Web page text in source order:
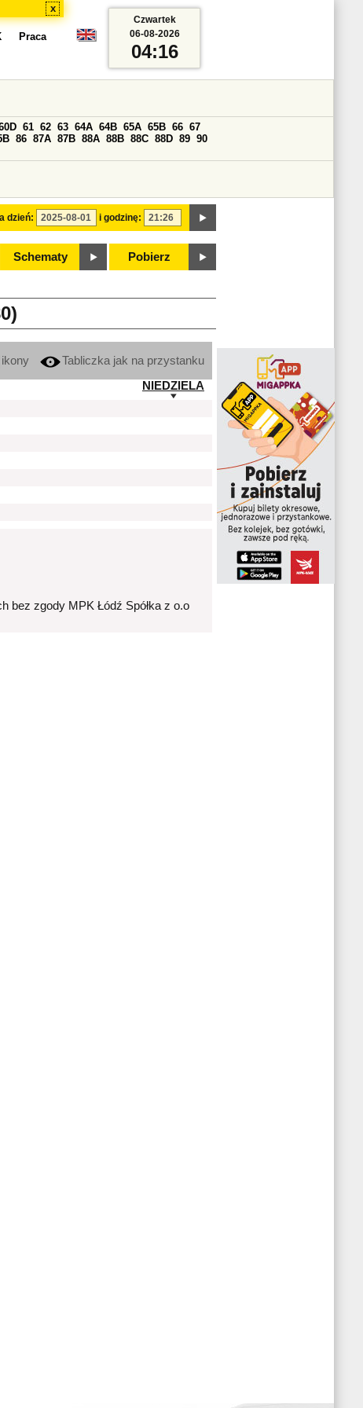
x
Praca
dzień: i godzinę:
61 62 63 64A 64B 65A 65B 66 67
86 87A 87B 88A 88B 88C 88D 89 90
Schematy Pobierz
Czwartek
06-08-2026
04:16
ikony
Tabliczka jak na przystanku
NIEDZIELA
bez zgody MPK Łódź Spółka z o.o